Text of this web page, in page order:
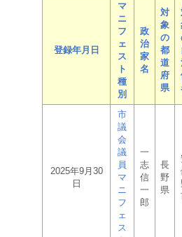
登録年月日
マ
ニ
フ
ェ
ス
ト
種
別
政
治
家
名
対
象
の
都
道
府
県
2025年9月30
日
市
議
会
議
員
マ
ニ
フ
ェ
ス
一
志
信
一
郎
長
野
県